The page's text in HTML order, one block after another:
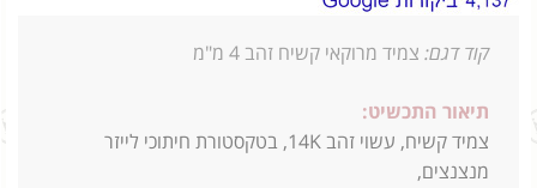
קוד דגם: צמיד מרוקאי קשיח זהב 4 מ"מ
תיאור התכשיט:
צמיד קשיח, עשוי זהב 14K, בטקסטורת חיתוכי לייזר
מנצנצים,